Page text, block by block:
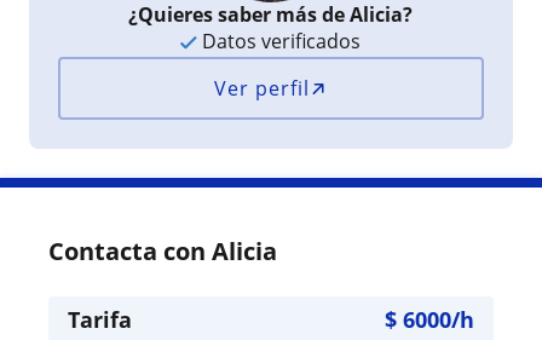
¿Quieres saber más de Alicia?
Datos verificados
Ver perfil
Contacta con Alicia
Tarifa $ 6000/h